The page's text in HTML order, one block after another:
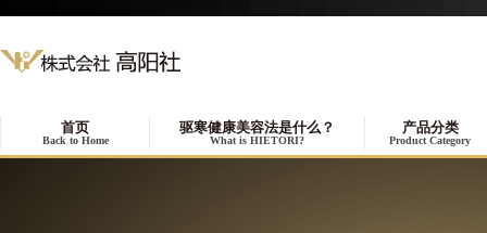
首页
Back to Home
驱寒健康美容法是什么？
What is HIETORI?
产品分类
Product Category